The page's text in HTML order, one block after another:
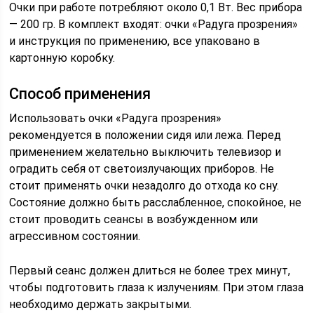
Очки при работе потребляют около 0,1 Вт. Вес прибора
— 200 гр. В комплект входят: очки «Радуга прозрения»
и инструкция по применению, все упаковано в
картонную коробку.
Способ применения
Использовать очки «Радуга прозрения»
рекомендуется в положении сидя или лежа. Перед
применением желательно выключить телевизор и
оградить себя от светоизлучающих приборов. Не
стоит применять очки незадолго до отхода ко сну.
Состояние должно быть расслабленное, спокойное, не
стоит проводить сеансы в возбужденном или
агрессивном состоянии.
Первый сеанс должен длиться не более трех минут,
чтобы подготовить глаза к излучениям. При этом глаза
необходимо держать закрытыми.